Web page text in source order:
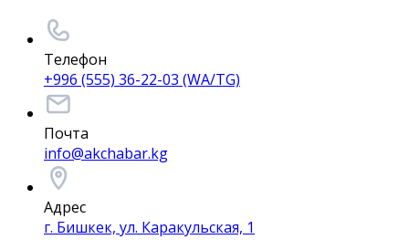
Телефон
+996 (555) 36-22-03 (WA/TG)
Почта
info@akchabar.kg
Адрес
г. Бишкек, ул. Каракульская, 1